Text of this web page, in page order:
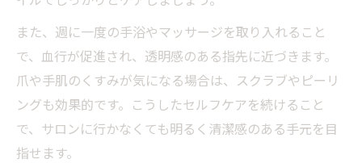
また、週に一度の手浴やマッサージを取り入れること
で、血行が促進され、透明感のある指先に近づきます。
爪や手肌のくすみが気になる場合は、スクラブやピーリ
ングも効果的です。こうしたセルフケアを続けること
で、サロンに行かなくても明るく清潔感のある手元を目
指せます。